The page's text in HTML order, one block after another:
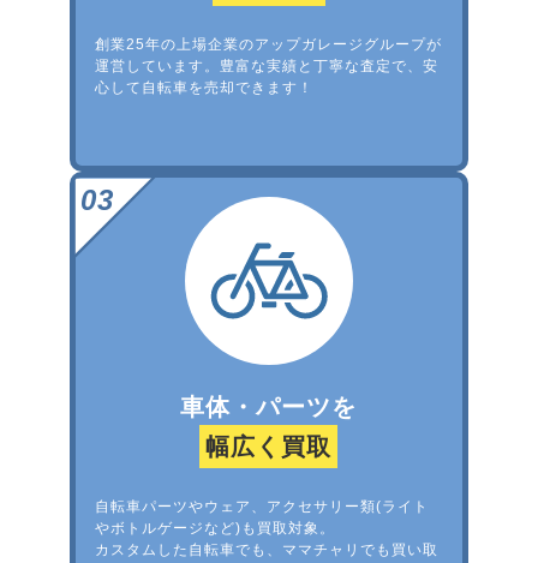
創業25年の上場企業のアップガレージグループが
運営しています。豊富な実績と丁寧な査定で、安
心して自転車を売却できます！
車体・パーツを
幅広く買取
自転車パーツやウェア、アクセサリー類(ライト
やボトルゲージなど)も買取対象。
カスタムした自転車でも、ママチャリでも買い取